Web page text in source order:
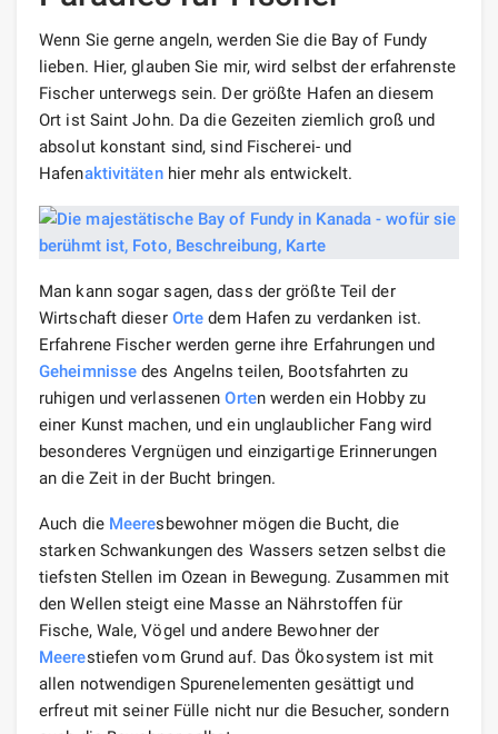
Wenn Sie gerne angeln, werden Sie die Bay of Fundy
lieben. Hier, glauben Sie mir, wird selbst der erfahrenste
Fischer unterwegs sein. Der größte Hafen an diesem
Ort ist Saint John. Da die Gezeiten ziemlich groß und
absolut konstant sind, sind Fischerei- und
Hafenaktivitätenhier mehr als entwickelt.
Man kann sogar sagen, dass der größte Teil der
Wirtschaft dieser Orte dem Hafen zu verdanken ist.
Erfahrene Fischer werden gerne ihre Erfahrungen und
Geheimnisse des Angelns teilen, Bootsfahrten zu
ruhigen und verlassenenOrten werden ein Hobby zu
einer Kunst machen, und ein unglaublicher Fang wird
besonderes Vergnügen und einzigartige Erinnerungen
an die Zeit in der Bucht bringen.
Auch die Meeresbewohner mögen die Bucht, die
starken Schwankungen des Wassers setzen selbst die
tiefsten Stellen im Ozean in Bewegung. Zusammen mit
den Wellen steigt eine Masse an Nährstoffen für
Fische, Wale, Vögel und andere Bewohner der
Meerestiefen vom Grund auf. Das Ökosystem ist mit
allen notwendigen Spurenelementen gesättigt und
erfreut mit seiner Fülle nicht nur die Besucher, sondern